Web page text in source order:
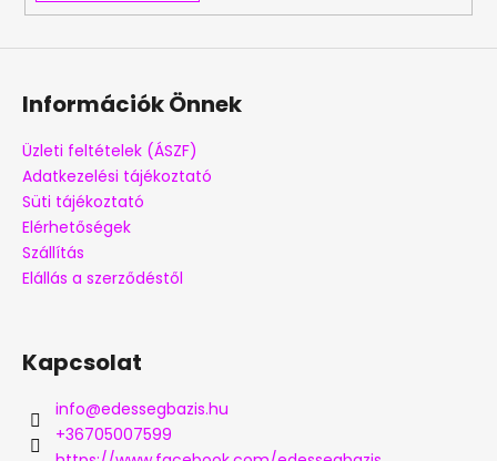
Információk Önnek
Üzleti feltételek (ÁSZF)
Adatkezelési tájékoztató
Süti tájékoztató
Elérhetőségek
Szállítás
Elállás a szerződéstől
Kapcsolat
info@edessegbazis.hu
+36705007599